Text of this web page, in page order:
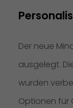
Der neue
ausgelegt.
wurden
Optionen für